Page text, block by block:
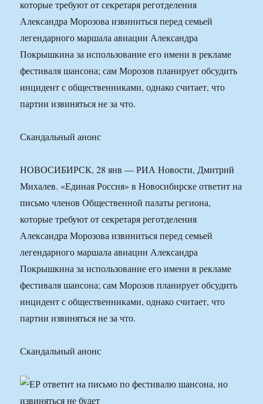
которые требуют от секретаря реготделения
Александра Морозова извиниться перед семьей
легендарного маршала авиации Александра
Покрышкина за использование его имени в рекламе
фестиваля шансона; сам Морозов планирует обсудить
инцидент с общественниками, однако считает, что
партии извиняться не за что.
Скандальный анонс
НОВОСИБИРСК, 28 янв — РИА Новости, Дмитрий
Михалев. «Единая Россия» в Новосибирске ответит на
письмо членов Общественной палаты региона,
которые требуют от секретаря реготделения
Александра Морозова извиниться перед семьей
легендарного маршала авиации Александра
Покрышкина за использование его имени в рекламе
фестиваля шансона; сам Морозов планирует обсудить
инцидент с общественниками, однако считает, что
партии извиняться не за что.
Скандальный анонс